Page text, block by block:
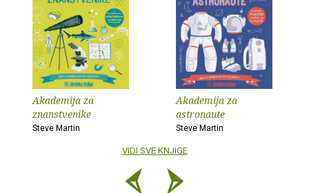
Akademija za
znanstvenike
Steve Martin
Akademija za
astronaute
Steve Martin
VIDI SVE KNJIGE